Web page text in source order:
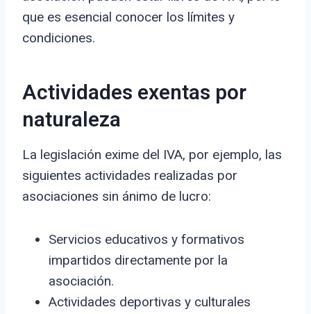
que es esencial conocer los límites y
condiciones.
Actividades exentas por
naturaleza
La legislación exime del IVA, por ejemplo, las
siguientes actividades realizadas por
asociaciones sin ánimo de lucro:
Servicios educativos y formativos
impartidos directamente por la
asociación.
Actividades deportivas y culturales